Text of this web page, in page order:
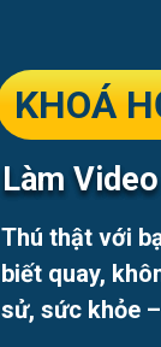
KHOÁ
Làm
Thú thật với
biết quay,
sử, sức khỏe